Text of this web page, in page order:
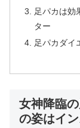
足パカは効
ター
足パカダイ
女神降臨
の姿はイ